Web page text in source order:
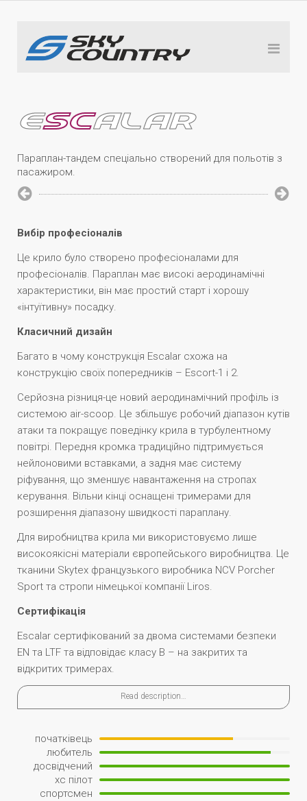
ESCALAR
Параплан-тандем спеціально створений для польотів з
пасажиром.
Вибір професіоналів
Це крило було створено професіоналами для
професіоналів. Параплан має високі аеродинамічні
характеристики, він має простий старт і хорошу
«інтуїтивну» посадку.
Класичний дизайн
Багато в чому конструкція Escalar схожа на
конструкцію своїх попередників – Escort-1 і 2.
Серйозна різниця-це новий аеродинамічний профіль із
системою air-scoop. Це збільшує робочий діапазон кутів
атаки та покращує поведінку крила в турбулентному
повітрі. Передня кромка традиційно підтримується
нейлоновими вставками, а задня має систему
ріфування, що зменшує навантаження на стропах
керування. Вільни кінці оснащені тримерами для
розширення діапазону швидкості параплану.
Для виробництва крила ми використовуємо лише
високоякісні матеріали європейського виробництва. Це
тканини Skytex французького виробника NCV Porcher
Sport та стропи німецької компанії Liros.
Сертифікація
Escalar сертифікований за двома системами безпеки
EN та LTF та відповідає класу В – на закритих та
відкритих тримерах.
Read description…
початківець
любитель
досвідчений
xc пілот
спортсмен